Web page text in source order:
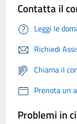
Contatta il
Leggi le
Richiedi
Chiama il
Prenota un
Problemi in